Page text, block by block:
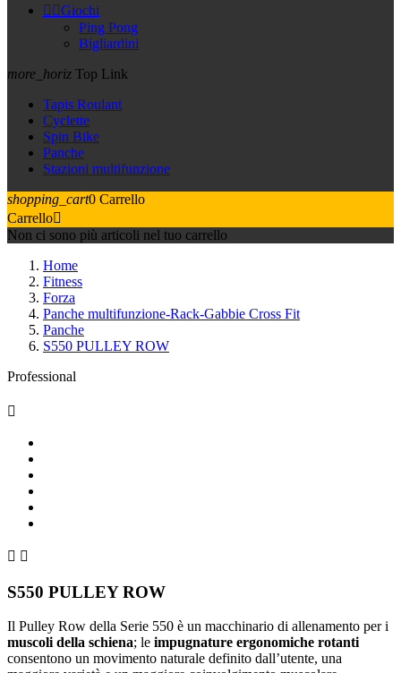
 Giochi
Ping Pong
Bigliardini
more_horiz Top Link
Tapis Roulant
Cyclette
Spin Bike
Panche
Stazioni multifunzione
shopping_cart0 Carrello
Carrello
Non ci sono più articoli nel tuo carrello
Home
Fitness
Forza
Panche multifunzione-Rack-Gabbie Cross Fit
Panche
S550 PULLEY ROW
Professional

 
S550 PULLEY ROW
Il Pulley Row della Serie 550 è un macchinario di allenamento per i
muscoli della schiena; le impugnature ergonomiche rotanti
consentono un movimento naturale definito dall’utente, una